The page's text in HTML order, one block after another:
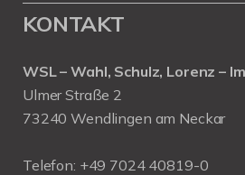
KONTAKT
WSL – Wahl, Schulz, Lorenz –
Ulmer Straße 2
73240 Wendlingen am Neckar
Telefon: +49 7024 40819-0